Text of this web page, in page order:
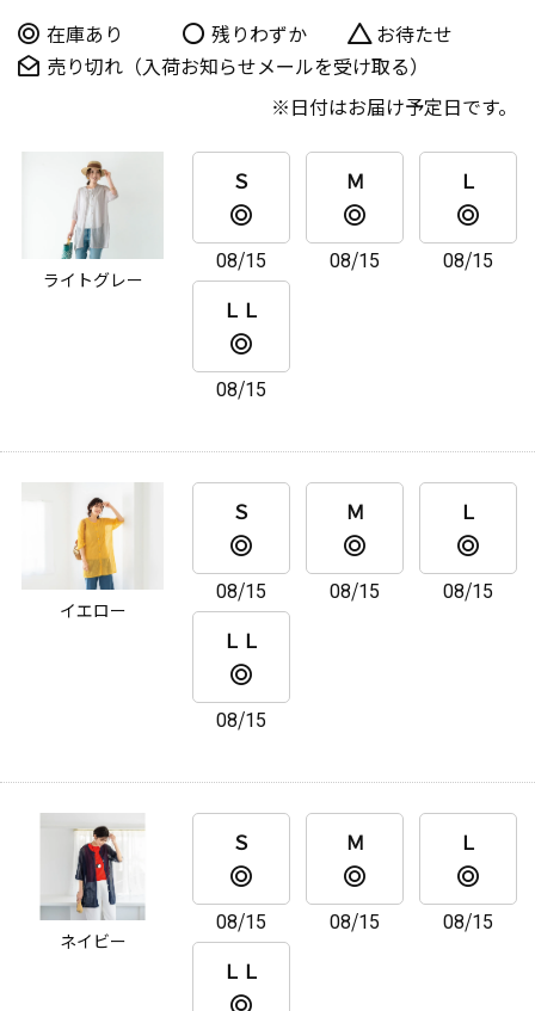
在庫あり 残りわずか
お待たせ
売り切れ（入荷お知らせメールを受け取る）
日付はお届け予定日です。
ライトグレー
Ｓ
08/15
Ｍ
08/15
Ｌ
08/15
ＬＬ
08/15
イエロー
Ｓ
08/15
Ｍ
08/15
Ｌ
08/15
ＬＬ
08/15
ネイビー
Ｓ
08/15
Ｍ
08/15
Ｌ
08/15
ＬＬ